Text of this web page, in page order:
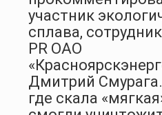
участник
сплава,
PR ОАО
Дмитрий
где скала